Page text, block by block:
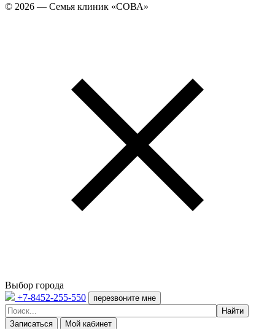
© 2026 — Семья клиник «СОВА»
Выбор города
+7-8452-255-550
перезвоните мне
Записаться Мой кабинет